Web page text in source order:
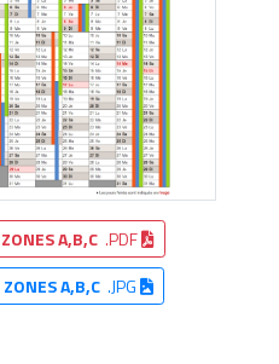
ZONES A,B,C .PDF
ZONES A,B,C.JPG